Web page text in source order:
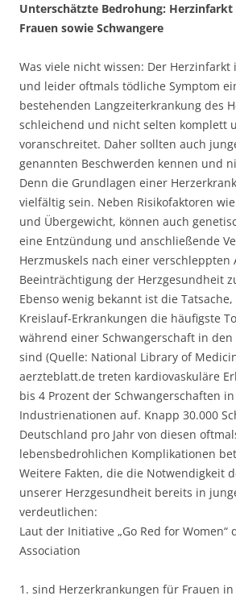
Unterschätzte Bedrohung:
Frauen sowie Schwangere
Was viele nicht wissen: Der Herzinfarkt
und leider oftmals tödliche Symptom
bestehenden Langzeiterkrankung des
schleichend und nicht selten komplett
voranschreitet. Daher sollten auch
genannten Beschwerden kennen und
Denn die Grundlagen einer
vielfältig sein. Neben Risikofaktoren
und Übergewicht, können auch
eine Entzündung und anschließende
Herzmuskels nach einer verschleppten
Beeinträchtigung der Herzgesundheit
Ebenso wenig bekannt ist die Tatsache,
Kreislauf-Erkrankungen die häufigste
während einer Schwangerschaft in
sind (Quelle: National Library of
aerzteblatt.de treten kardiovaskuläre
bis 4 Prozent der Schwangerschaften
Industrienationen auf. Knapp 30.000
Deutschland pro Jahr von diesen
lebensbedrohlichen Komplikationen
Weitere Fakten, die die Notwendigkeit
unserer Herzgesundheit bereits in
verdeutlichen:
Laut der Initiative „Go Red for Women“
Association
1. sind Herzerkrankungen für Frauen